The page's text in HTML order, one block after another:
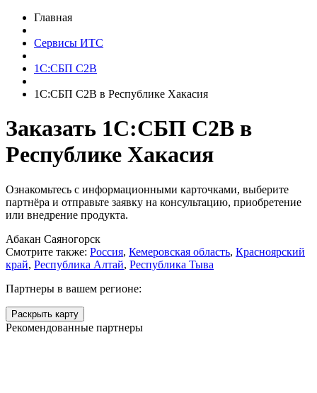
Главная
Сервисы ИТС
1С:СБП C2B
1С:СБП C2B в Республике Хакасия
Заказать 1С:СБП C2B в
Республике Хакасия
Ознакомьтесь с информационными карточками, выберите
партнёра и отправьте заявку на консультацию, приобретение
или внедрение продукта.
Абакан Саяногорск
Смотрите также: Россия, Кемеровская область, Красноярский
край, Республика Алтай, Республика Тыва
Партнеры в вашем регионе:
Раскрыть карту
Рекомендованные партнеры